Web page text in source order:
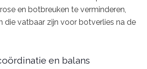
en botbreuken te verminderen,
die vatbaar zijn voor botverlies na de
en balans